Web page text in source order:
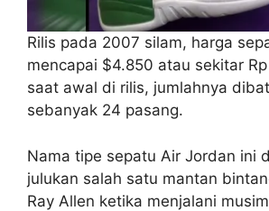
Rilis pada 2007 silam, harga
mencapai $4.850 atau sekitar
saat awal di rilis, jumlahnya
sebanyak 24 pasang.
Nama tipe sepatu Air Jordan ini
julukan salah satu mantan
Ray Allen ketika menjalani